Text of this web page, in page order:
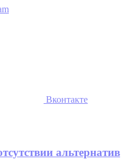
Вконтакте
альтернатив